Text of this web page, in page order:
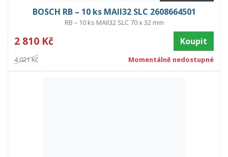
BOSCH RB – 10 ks MAII32 SLC 2608664501
RB – 10 ks MAII32 SLC 70 x 32 mm
2 810 Kč Koupit
4 021 Kč Momentálně nedostupné